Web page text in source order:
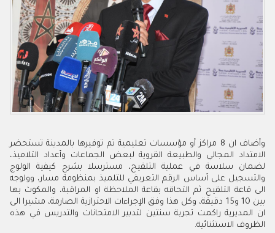
وأضاف ان 8 مراكز أو مؤسسات تعليمية تم توفيرها بالمدينة تستحضر
الامتداد المجالي والطبيعة القروية لبعض الجماعات وأعداد التلاميذ،
لضمان سلاسة في عملية التلقيح، مسترسلا بشرح كيفية الولوج
والتسجيل على أساس الرقم التعريفي للتلميذ بمنظومة مسار، وولوجه
الى قاعة التلقيح ثم التحاقه بقاعة الملاحظة او المراقبة، والمكوث بها
بين 10 و15 دقيقة، وكل هذا وفق الإجراءات الاحترازية الصارمة، مشيرا الى
ان المديرية راكمت تجربة سنتين لتدبير الامتحانات والتدريس في هذه
الظروف الاستثنائية.